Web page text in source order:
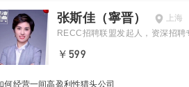
张斯佳（寧晋）
上海
RECC招聘联盟发起人，资深招聘
￥599
何经营一间高盈利性猎头公司